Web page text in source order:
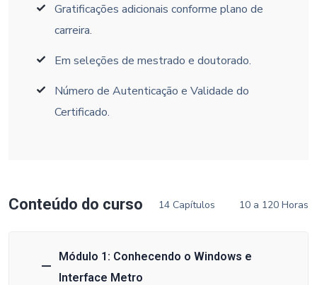
Gratificações adicionais conforme plano de
carreira.
Em seleções de mestrado e doutorado.
Número de Autenticação e Validade do
Certificado.
Conteúdo do curso 14 Capítulos 10 a 120 Horas
Módulo 1: Conhecendo o Windows e
Interface Metro